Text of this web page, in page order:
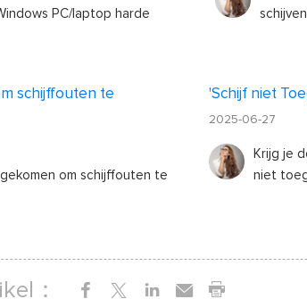
PC/laptop harde
schijffouten te
om schijffouten te
'Schijf niet
2025-06-27
Krijg je
niet
：